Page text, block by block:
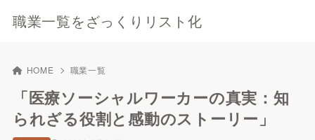
職業一覧をざっくりリスト化
HOME 職業一覧
「医療ソーシャルワーカーの真実：知
られざる役割と感動のストーリー」